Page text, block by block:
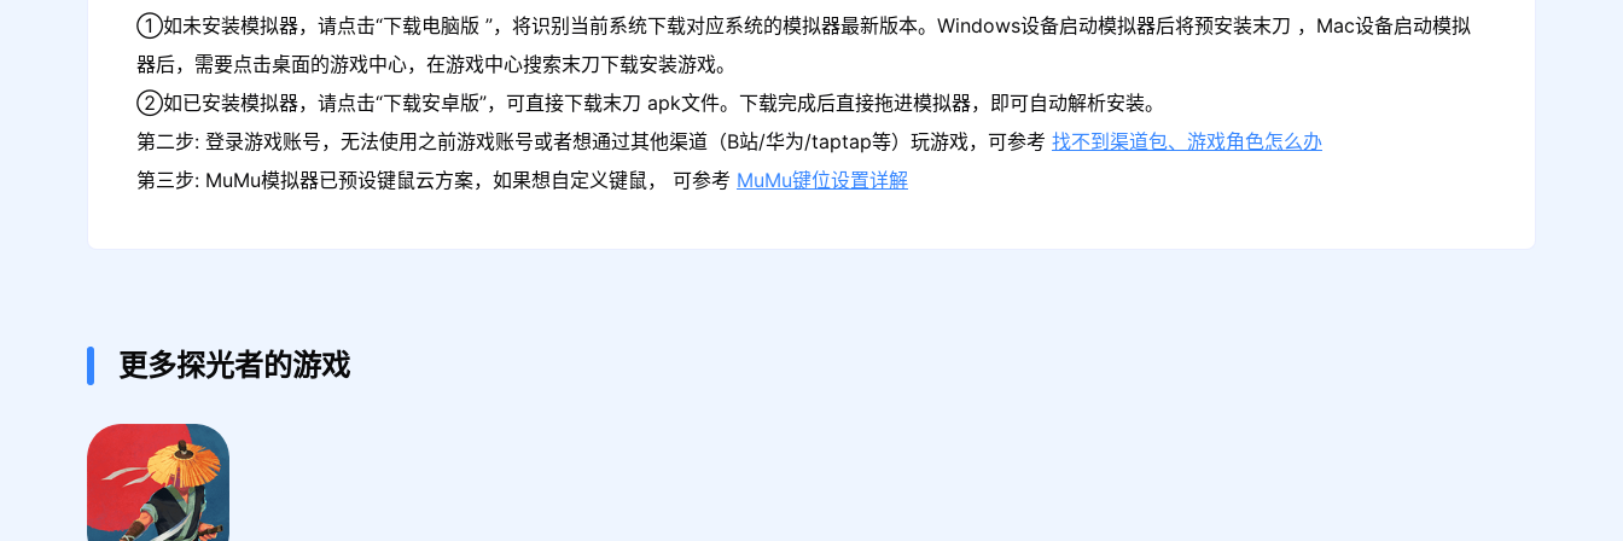
①如未安装模拟器，请点击“下载电脑版 ”，将识别当前系统下载对应系统的模拟器最新版本。Windows设备启动模拟器后将预安装末刀 ，Mac设备启动模拟
器后，需要点击桌面的游戏中心，在游戏中心搜索末刀下载安装游戏。
②如已安装模拟器，请点击“下载安卓版”，可直接下载末刀 apk文件。下载完成后直接拖进模拟器，即可自动解析安装。
第二步: 登录游戏账号，无法使用之前游戏账号或者想通过其他渠道（B站/华为/taptap等）玩游戏，可参考 找不到渠道包、游戏角色怎么办
第三步: MuMu模拟器已预设键鼠云方案，如果想自定义键鼠， 可参考 MuMu键位设置详解
更多探光者的游戏